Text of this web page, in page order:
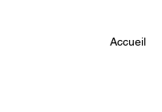
Accueil